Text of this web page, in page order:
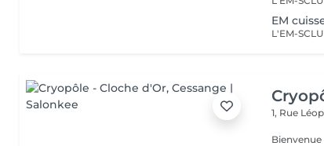
EM
1, Rue
Bienvenue chez